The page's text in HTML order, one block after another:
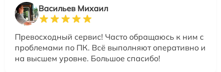
Васильев Михаил
Превосходный сервис! Часто обращаюсь к ним с
проблемами по ПК. Всё выполняют оперативно и
на высшем уровне. Большое спасибо!